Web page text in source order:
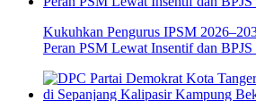
Kukuhkan Pengurus IPSM
Peran PSM Lewat Insentif dan BPJS